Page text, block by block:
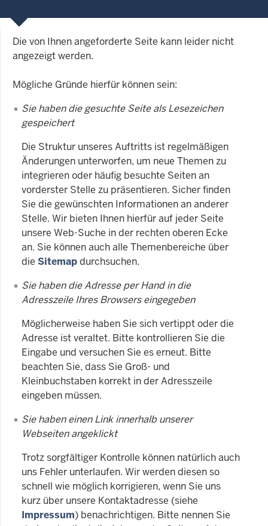
Die von Ihnen angeforderte Seite kann leider nicht
angezeigt werden.
Mögliche Gründe hierfür können sein:
Sie haben die gesuchte Seite als Lesezeichen
gespeichert
Die Struktur unseres Auftritts ist regelmäßigen
Änderungen unterworfen, um neue Themen zu
integrieren oder häufig besuchte Seiten an
vorderster Stelle zu präsentieren. Sicher finden
Sie die gewünschten Informationen an anderer
Stelle. Wir bieten Ihnen hierfür auf jeder Seite
unsere Web-Suche in der rechten oberen Ecke
an. Sie können auch alle Themenbereiche über
die Sitemapdurchsuchen.
Sie haben die Adresse per Hand in die
Adresszeile Ihres Browsers eingegeben
Möglicherweise haben Sie sich vertippt oder die
Adresse ist veraltet. Bitte kontrollieren Sie die
Eingabe und versuchen Sie es erneut. Bitte
beachten Sie, dass Sie Groß- und
Kleinbuchstaben korrekt in der Adresszeile
eingeben müssen.
Sie haben einen Link innerhalb unserer
Webseiten angeklickt
Trotz sorgfältiger Kontrolle können natürlich auch
uns Fehler unterlaufen. Wir werden diesen so
schnell wie möglich korrigieren, wenn Sie uns
kurz über unsere Kontaktadresse (siehe
Impressum) benachrichtigen. Bitte nennen Sie